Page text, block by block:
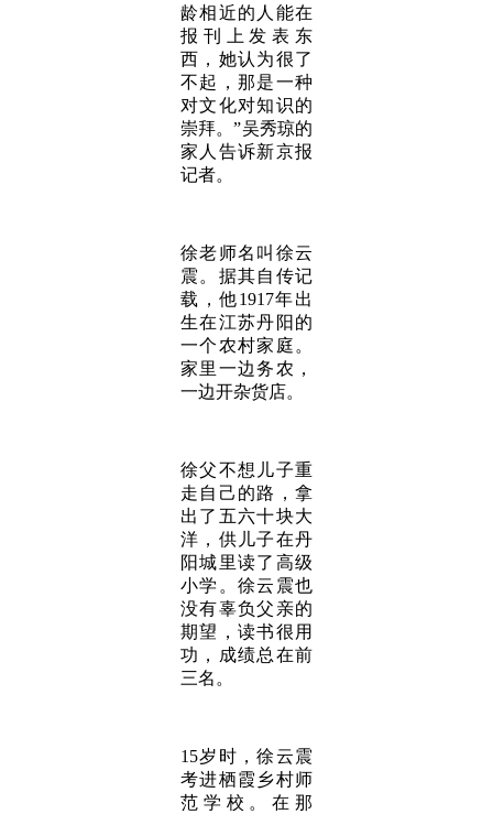
龄相近的人能在
报刊上发表东
西，她认为很了
不起，那是一种
对文化对知识的
崇拜。”吴秀琼的
家人告诉新京报
记者。
徐老师名叫徐云
震。据其自传记
载，他1917年出
生在江苏丹阳的
一个农村家庭。
家里一边务农，
一边开杂货店。
徐父不想儿子重
走自己的路，拿
出了五六十块大
洋，供儿子在丹
阳城里读了高级
小学。徐云震也
没有辜负父亲的
期望，读书很用
功，成绩总在前
三名。
15岁时，徐云震
考进栖霞乡村师
范学校。在那